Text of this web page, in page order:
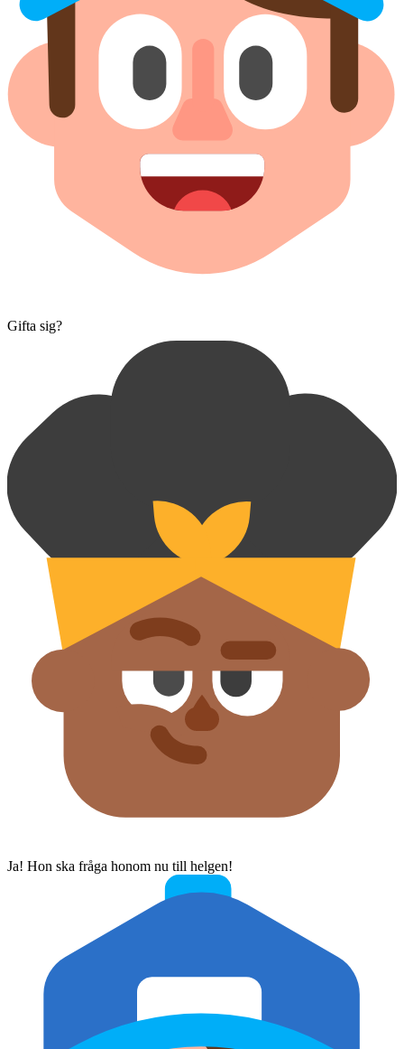
Gifta sig?
Ja! Hon ska fråga honom nu till helgen!